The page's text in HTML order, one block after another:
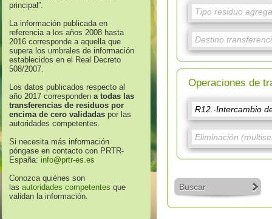
principal”.
La información publicada en
referencia a los años 2008 hasta
2016 corresponde a aquella que
supera los umbrales de información
establecidos en el Real Decreto
508/2007.
Los datos publicados respecto al
año 2017 corresponden a todas las
transferencias de residuos por
encima de cero validadas por las
autoridades competentes.
Si necesita más información
póngase en contacto con PRTR-
España: info@prtr-es.es
Conozca quiénes son
las autoridades competentes que
validan la información.
Operaciones de
Buscar